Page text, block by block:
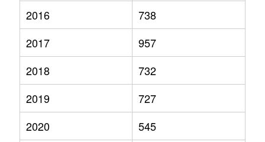
2016
738
2017
957
2018
732
2019
727
2020
545